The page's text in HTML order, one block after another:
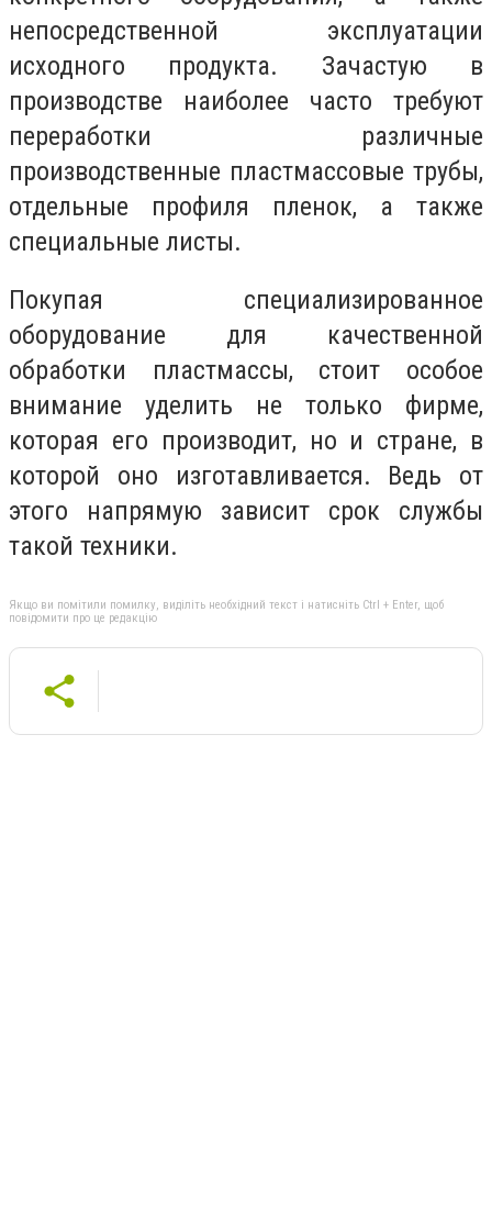
непосредственной эксплуатации
исходного продукта. Зачастую в
производстве наиболее часто требуют
переработки различные
производственные пластмассовые трубы,
отдельные профиля пленок, а также
специальные листы.
Покупая специализированное
оборудование для качественной
обработки пластмассы, стоит особое
внимание уделить не только фирме,
которая его производит, но и стране, в
которой оно изготавливается. Ведь от
этого напрямую зависит срок службы
такой техники.
Якщо ви помітили помилку, виділіть необхідний текст і натисніть Ctrl + Enter, щоб
повідомити про це редакцію